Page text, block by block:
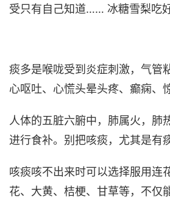
受只有自己知道…… 冰糖雪梨吃
痰多是喉咙受到炎症刺激，气管
心呕吐、心慌头晕头疼、癫痫、
人体的五脏六腑中，肺属火，肺
进行食补。别把咳痰，尤其是有
咳痰咳不出来时可以选择服用连
花、大黄、桔梗、甘草等，不仅